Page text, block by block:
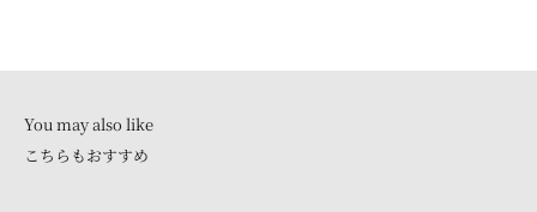
こちらもおすすめ